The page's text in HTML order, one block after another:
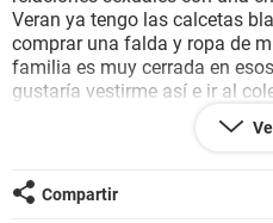
Veran ya tengo las calcetas
comprar una falda y ropa de
familia es muy cerrada en
gustaría vestirme así e ir al
Y la verdad le comenté a una
comentó que me quería
Compartir